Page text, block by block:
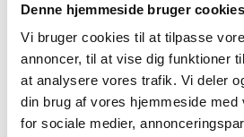
Denne hjemmeside bruger cookies
Vi bruger cookies til at tilpasse
annoncer, til at vise dig funktioner
at analysere vores trafik. Vi deler
din brug af vores hjemmeside med
for sociale medier,
Sabrina
Ebbersmeyer
WHENCE